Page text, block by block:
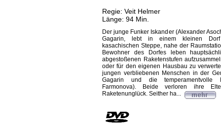
Regie: Veit Helmer
Länge: 94 Min.
Der junge Funker Iskander (Alexander
Gagarin, lebt in einem kleinen
kasachischen Steppe, nahe der
Bewohner des Dorfes leben
abgestoßenen Raketenstufen
oder für den eigenen Hausbau zu
jungen verbliebenen Menschen in der
Gagarin und die temperamentvolle
Farmonova). Beide verloren ihre
Raketenunglück. Seither ha...